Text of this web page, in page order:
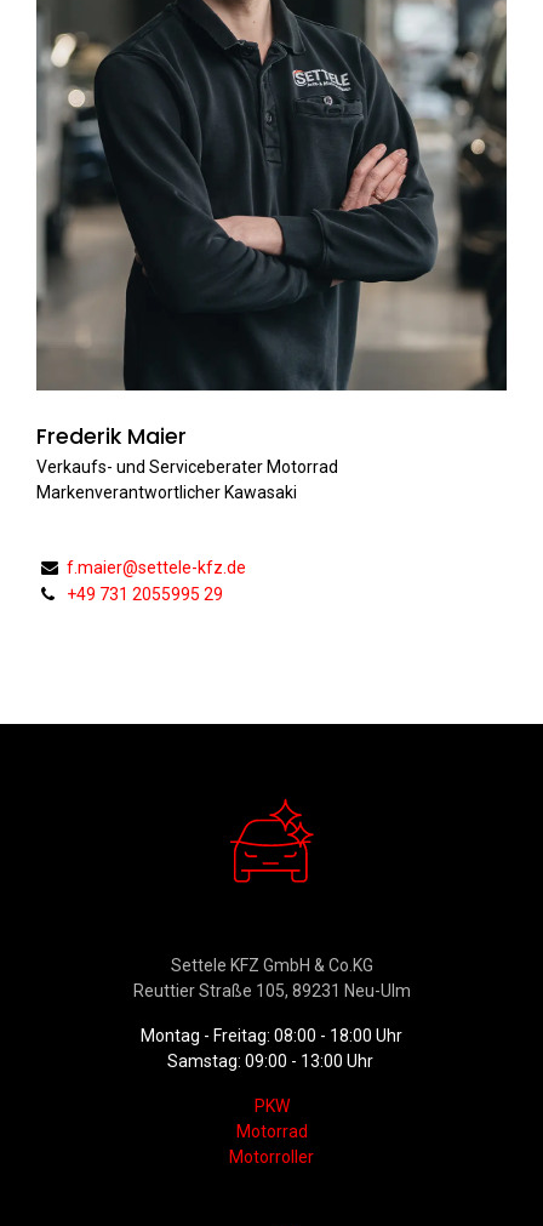
Frederik Maier
Verkaufs- und Serviceberater Motorrad
Markenverantwortlicher Kawasaki
f.maier@settele-kfz.de
+49 731 2055995 29
Settele KFZ GmbH & Co.KG
Reuttier Straße 105, 89231 Neu-Ulm
Montag - Freitag: 08:00 - 18:00 Uhr
Samstag: 09:00 - 13:00 Uhr
PKW
Motorrad
Motorroller